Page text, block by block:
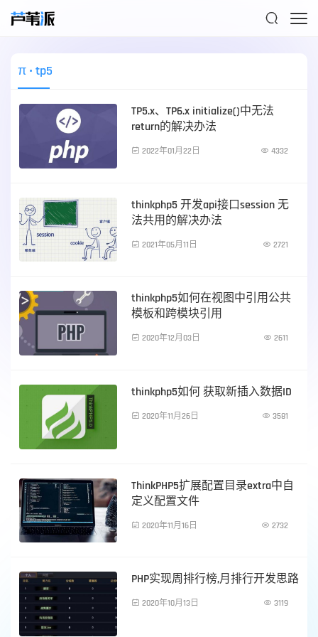

π • tp5
PHP技术
TP5.x、TP6.x initialize()中无法
return的解决办法
 2022年01月22日  4332
PHP技术
thinkphp5 开发api接口session 无
法共用的解决办法
 2021年05月11日  2721
PHP技术
thinkphp5如何在视图中引用公共
模板和跨模块引用
 2020年12月03日  2611
PHP技术
thinkphp5如何 获取新插入数据ID
 2020年11月26日  3581
PHP技术
ThinkPHP5扩展配置目录extra中自
定义配置文件
 2020年11月16日  2732
PHP技术
PHP实现周排行榜,月排行开发思路
 2020年10月13日  3119